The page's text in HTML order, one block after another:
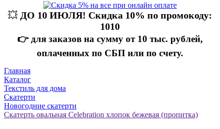
💥 ДО 10 ИЮЛЯ! Скидка 10% по промокоду:
1010
👉 для заказов на сумму от 10 тыс. рублей,
оплаченных по СБП или по счету.
Главная
Каталог
Текстиль для дома
Скатерти
Новогодние скатерти
Скатерть овальная Celebration хлопок бежевая (пропитка)